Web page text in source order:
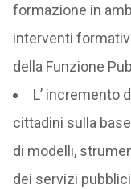
formazione in
interventi
della Funzione
L’ incremento
cittadini sulla
di modelli,
dei servizi